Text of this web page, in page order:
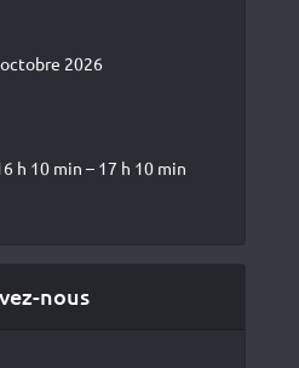
2026
h 10 min – 17 h 10 min
nous